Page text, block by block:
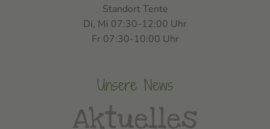
Standort Tente
Di, Mi 07:30-12:00 Uhr
Fr 07:30-10:00 Uhr
Unsere News
Aktuelles